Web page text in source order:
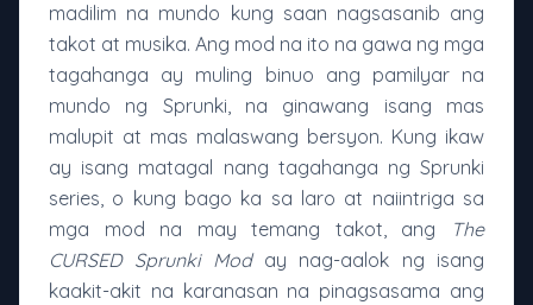
madilim na mundo kung saan nagsasanib ang
takot at musika. Ang mod na ito na gawa ng mga
tagahanga ay muling binuo ang pamilyar na
mundo ng Sprunki, na ginawang isang mas
malupit at mas malaswang bersyon. Kung ikaw
ay isang matagal nang tagahanga ng Sprunki
series, o kung bago ka sa laro at naiintriga sa
mga mod na may temang takot, ang
The
CURSED Sprunki Moday nag-aalok ng isang
kaakit-akit na karanasan na pinagsasama ang